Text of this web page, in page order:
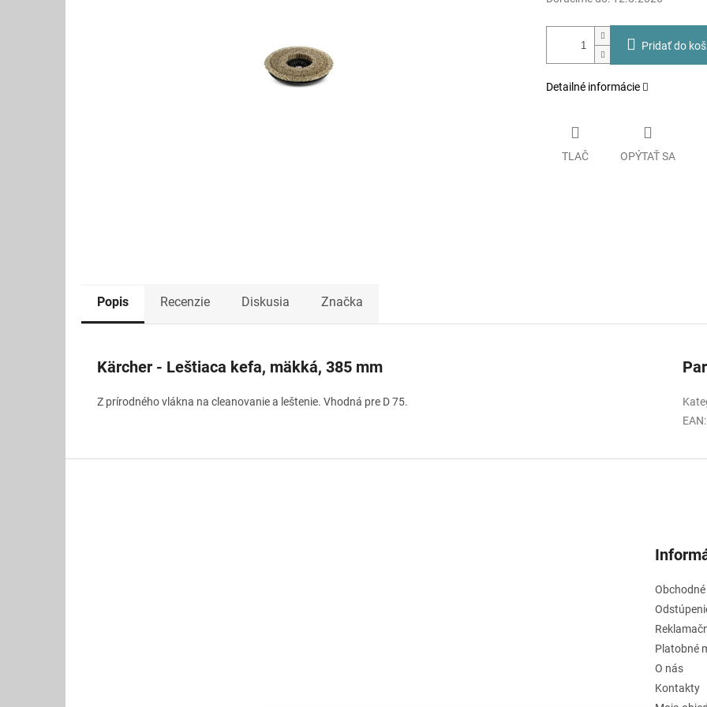
Pridať do
Detailné informácie
TLAČ OPÝTAŤ SA
Popis Recenzie Diskusia Značka
Kärcher - Leštiaca kefa, mäkká, 385 mm
Z prírodného vlákna na cleanovanie a leštenie. Vhodná pre D 75.
EAN:
Platobné
O nás
Kontakty